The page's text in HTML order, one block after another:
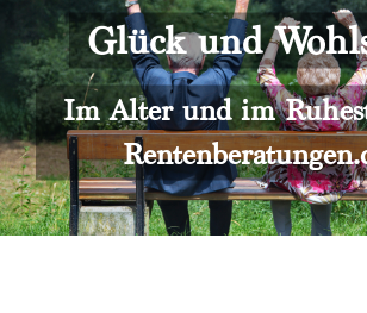
Rente
Rentenberater
Rentenversicherung
Versicherungsberatung
Über uns
Kontakt
Glück und
Im Alter und im